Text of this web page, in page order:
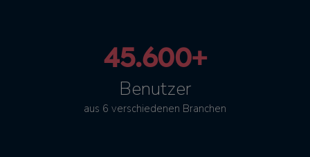
45.600+
Benutzer
aus 6 verschiedenen Branchen